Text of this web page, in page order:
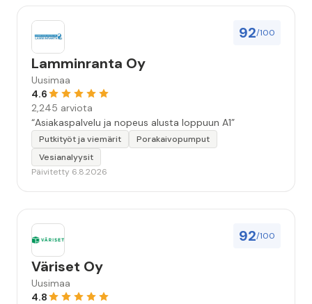
92/100
Lamminranta Oy
Uusimaa
4.6
2,245 arviota
“Asiakaspalvelu ja nopeus alusta loppuun A1”
Putkityöt ja viemärit
Porakaivopumput
Vesianalyysit
Päivitetty 6.8.2026
92/100
Väriset Oy
Uusimaa
4.8